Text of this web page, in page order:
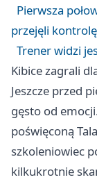
Pierwsza
przejęli kontrolę
Trener widzi
Kibice zagrali
Jeszcze przed
gęsto od
poświęconą
szkoleniowiec
kilkukrotnie